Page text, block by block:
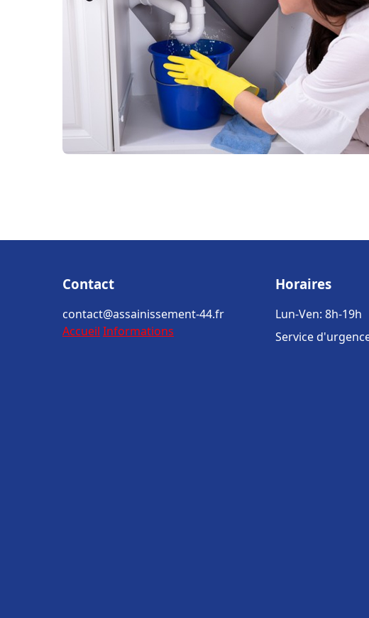
Contact
contact@assainissement-44.fr
Accueil Informations
Horaires
Lun-Ven: 8h-19h
Service